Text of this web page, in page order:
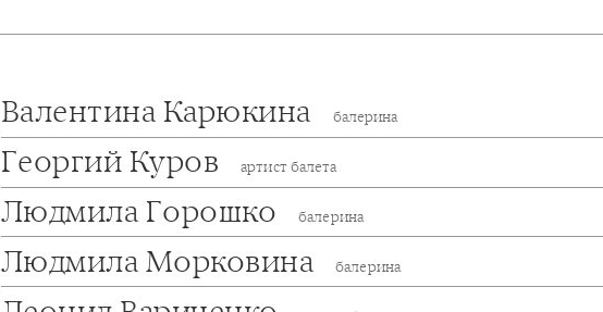
Валентина Карюкина балерина
Георгий Куров артист балета
Людмила Горошко балерина
Людмила Морковина балерина